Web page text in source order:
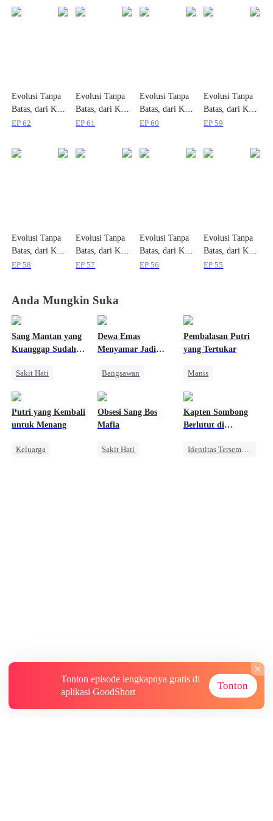
Evolusi Tanpa
Batas, dari Kutu
Menjadi Dewa
EP62
Evolusi Tanpa
Batas, dari Kutu
Menjadi Dewa
EP61
Evolusi Tanpa
Batas, dari Kutu
Menjadi Dewa
EP60
Evolusi Tanpa
Batas, dari Kutu
Menjadi Dewa
EP59
Evolusi Tanpa
Batas, dari Kutu
Menjadi Dewa
EP58
Evolusi Tanpa
Batas, dari Kutu
Menjadi Dewa
EP57
Evolusi Tanpa
Batas, dari Kutu
Menjadi Dewa
EP56
Evolusi Tanpa
Batas, dari Kutu
Menjadi Dewa
EP55
Anda Mungkin Suka
Sang Mantan yang
Kuanggap Sudah
Sakit Hati
Salah Paham
Dewa Emas
Menyamar Jadi
Bangsawan
Pembalasan Putri
yang Tertukar
Manis
Putri yang Kembali
untuk Menang
Keluarga
Obsesi Sang Bos
Mafia
Sakit Hati
Kapten Sombong
Berlutut di
Pilot LegendarisIdentitas Tersembunyi
Tonton episode lengkapnya gratis di
aplikasi GoodShort
Tonton